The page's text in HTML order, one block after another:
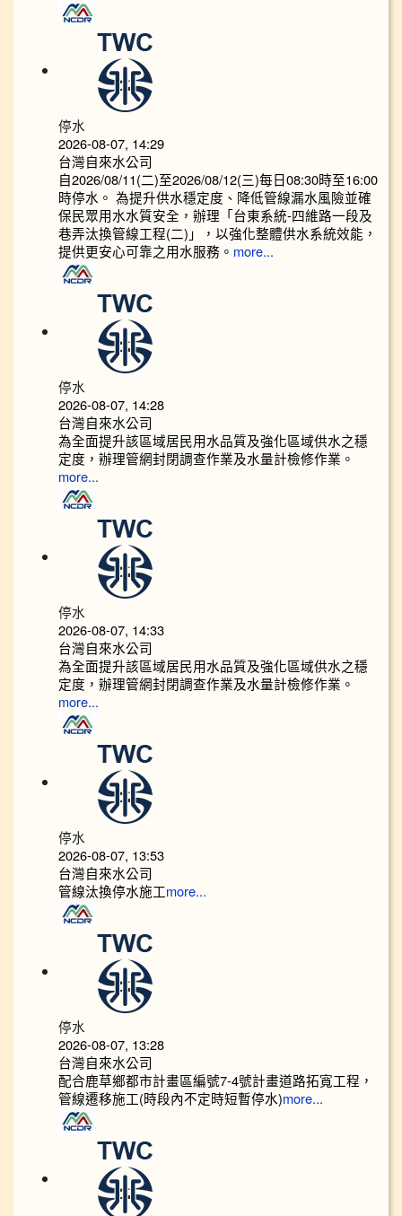
停水
2026-08-07, 14:29
台灣自來水公司
自2026/08/11(二)至2026/08/12(三)每日08:30時至16:00
時停水。 為提升供水穩定度、降低管線漏水風險並確
保民眾用水水質安全，辦理「台東系統-四維路一段及
巷弄汰換管線工程(二)」，以強化整體供水系統效能，
提供更安心可靠之用水服務。 more...
停水
2026-08-07, 14:28
台灣自來水公司
為全面提升該區域居民用水品質及強化區域供水之穩
定度，辦理管網封閉調查作業及水量計檢修作業。
more...
停水
2026-08-07, 14:33
台灣自來水公司
為全面提升該區域居民用水品質及強化區域供水之穩
定度，辦理管網封閉調查作業及水量計檢修作業。
more...
停水
2026-08-07, 13:53
台灣自來水公司
管線汰換停水施工more...
停水
2026-08-07, 13:28
台灣自來水公司
配合鹿草鄉都市計畫區編號7-4號計畫道路拓寬工程，
管線遷移施工(時段內不定時短暫停水)more...